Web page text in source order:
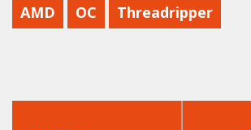
AMD OC Threadripper